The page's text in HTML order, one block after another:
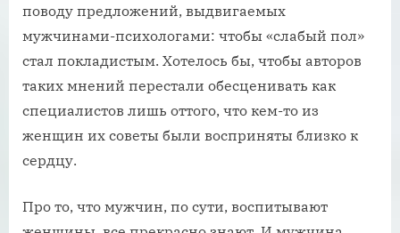
поводу предложений, выдвигаемых
мужчинами-психологами: чтобы «слабый пол»
стал покладистым. Хотелось бы, чтобы авторов
таких мнений перестали обесценивать как
специалистов лишь оттого, что кем-то из
женщин их советы были восприняты близко к
сердцу.
Про то, что мужчин, по сути, воспитывают